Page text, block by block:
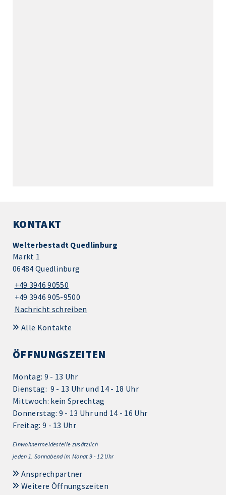
KONTAKT
Welterbestadt Quedlinburg
Markt 1
06484 Quedlinburg
+49 3946 90550
+49 3946 905-9500
Nachricht schreiben
Alle Kontakte
ÖFFNUNGSZEITEN
Montag: 9 - 13 Uhr
Dienstag: 9 - 13 Uhr und 14 - 18 Uhr
Mittwoch: kein Sprechtag
Donnerstag: 9 - 13 Uhr und 14 - 16 Uhr
Freitag: 9 - 13 Uhr
Einwohnermeldestelle zusätzlich
jeden 1. Sonnabend im Monat 9 - 12 Uhr
Ansprechpartner
Weitere Öffnungszeiten